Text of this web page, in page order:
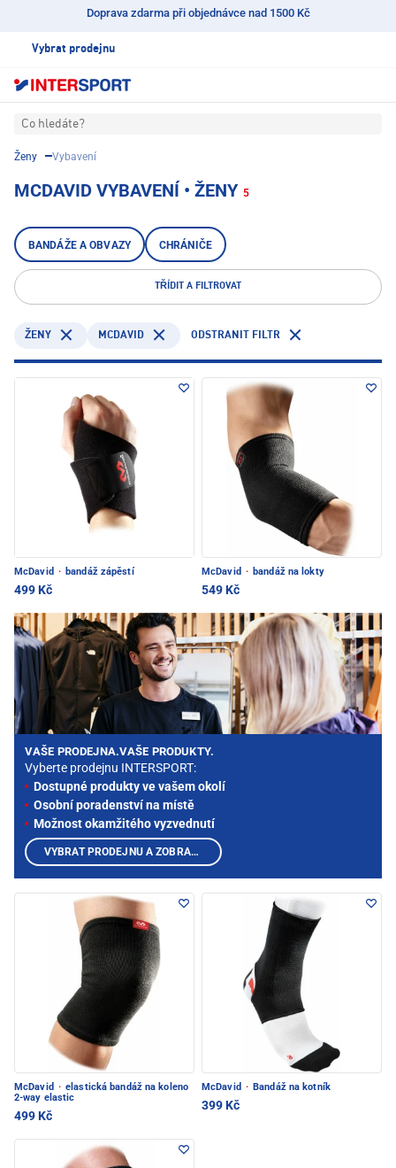
Doprava zdarma při objednávce nad 1500 Kč
Vybrat prodejnu
Co hledáte?
Ženy Vybavení
MCDAVID VYBAVENÍ • ŽENY 5
BANDÁŽE A OBVAZY CHRÁNIČE
TŘÍDIT A FILTROVAT
ŽENY MCDAVID ODSTRANIT FILTR
McDavid · bandáž zápěstí
499 Kč
McDavid · bandáž na lokty
549 Kč
McDavid · elastická bandáž na koleno
2-way elastic
499 Kč
McDavid · Bandáž na kotník
399 Kč
VAŠE PRODEJNA.VAŠE PRODUKTY.
Vyberte prodejnu INTERSPORT:
Dostupné produkty ve vašem okolí
Osobní poradenství na místě
Možnost okamžitého vyzvednutí
VYBRAT PRODEJNU A ZOBRAZIT PRODUKTY